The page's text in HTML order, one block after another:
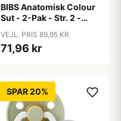
BIBS Anatomisk Colour
Sut - 2-Pak - Str. 2 -
Grey/Mauve
VEJL. PRIS 89,95 KR
71,96 kr
SPAR 20%